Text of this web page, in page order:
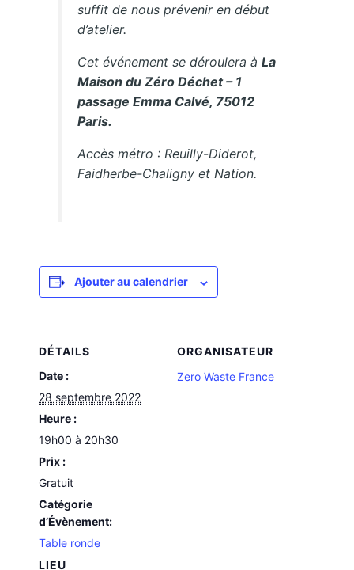
suffit de nous prévenir en début
d’atelier.
Cet événement se déroulera àLa
Maison du Zéro Déchet – 1
passage Emma Calvé, 75012
Paris.
Accès métro : Reuilly-Diderot,
Faidherbe-Chaligny et Nation.
Ajouter au calendrier
DÉTAILS
Date :
28 septembre 2022
Heure :
19h00 à 20h30
Prix :
Gratuit
Catégorie
d’Évènement:
Table ronde
LIEU
ORGANISATEUR
Zero Waste France